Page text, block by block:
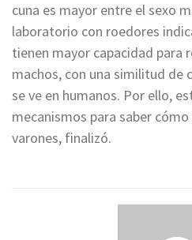
cuna es mayor entre el sexo
laboratorio con roedores
tienen mayor capacidad para
machos, con una similitud de
se ve en humanos. Por ello,
mecanismos para saber
varones, finalizó.